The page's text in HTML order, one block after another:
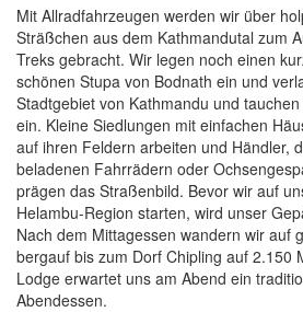
Mit Allradfahrzeugen werden wir über
Sträßchen aus dem Kathmandutal zum
Treks gebracht. Wir legen noch einen
schönen Stupa von Bodnath ein und
Stadtgebiet von Kathmandu und
ein. Kleine Siedlungen mit einfachen
auf ihren Feldern arbeiten und Händler,
beladenen Fahrrädern oder
prägen das Straßenbild. Bevor wir auf
Helambu-Region starten, wird unser
Nach dem Mittagessen wandern wir auf
bergauf bis zum Dorf Chipling auf 2.150
Lodge erwartet uns am Abend ein
Abendessen.